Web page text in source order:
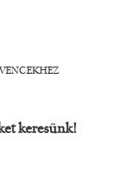
keresünk!